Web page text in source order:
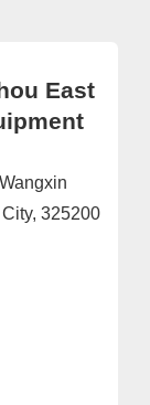
East
325200